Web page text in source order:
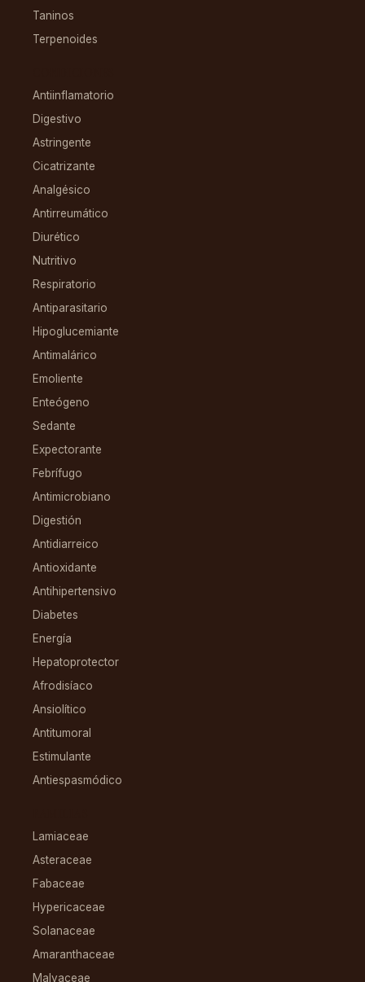
Taninos
Terpenoides
Antiinflamatorio
Digestivo
Astringente
Cicatrizante
Analgésico
Antirreumático
Diurético
Nutritivo
Respiratorio
Antiparasitario
Hipoglucemiante
Antimalárico
Emoliente
Enteógeno
Sedante
Expectorante
Febrífugo
Antimicrobiano
Digestión
Antidiarreico
Antioxidante
Antihipertensivo
Diabetes
Energía
Hepatoprotector
Afrodisíaco
Ansiolítico
Antitumoral
Estimulante
Antiespasmódico
Lamiaceae
Asteraceae
Fabaceae
Hypericaceae
Solanaceae
Amaranthaceae
Malvaceae